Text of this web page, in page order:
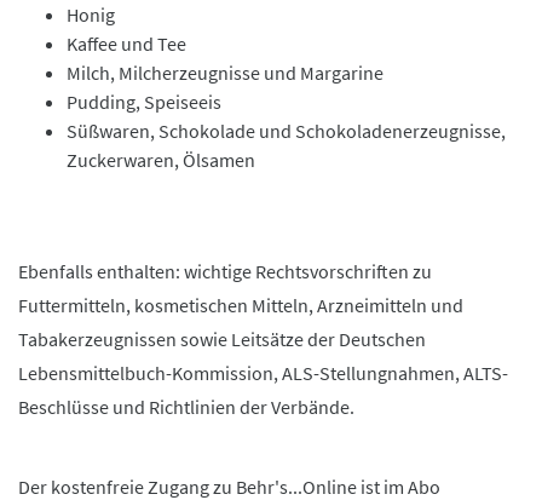
Honig
Kaffee und Tee
Milch, Milcherzeugnisse und Margarine
Pudding, Speiseeis
Süßwaren, Schokolade und Schokoladenerzeugnisse,
Zuckerwaren, Ölsamen
Ebenfalls enthalten: wichtige Rechtsvorschriften zu
Futtermitteln, kosmetischen Mitteln, Arzneimitteln und
Tabakerzeugnissen sowie Leitsätze der Deutschen
Lebensmittelbuch-Kommission, ALS-Stellungnahmen, ALTS-
Beschlüsse und Richtlinien der Verbände.
Der kostenfreie Zugang zu Behr's...Online ist im Abo